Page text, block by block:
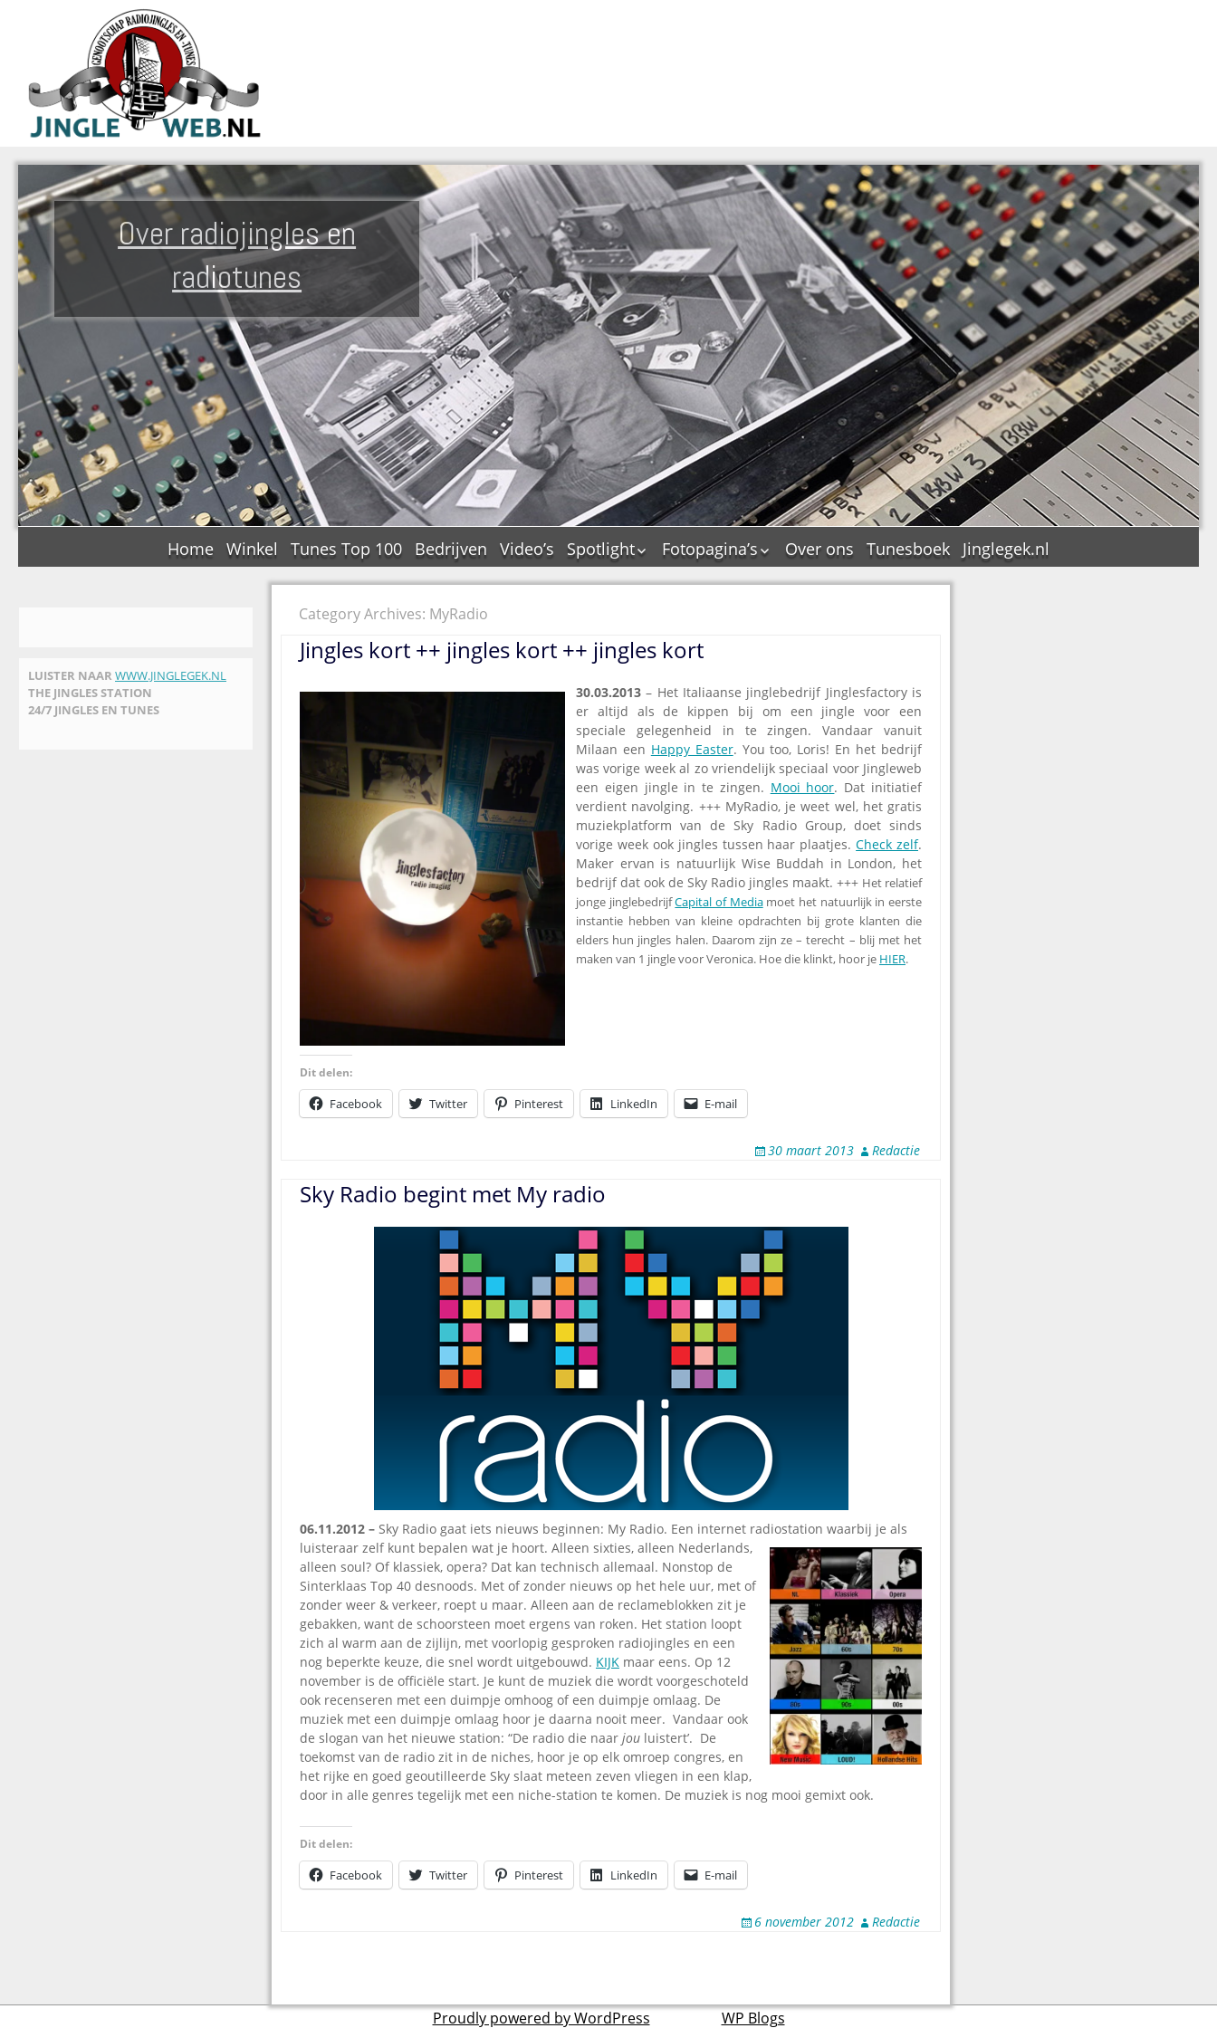
Over radiojingles en
radiotunes
Home Winkel Tunes Top 100 Bedrijven Video’s
Spotlight
De Tourflitsjingle –
tags
Dallas jingle city
De Tourtune
Ferry Maat 65
Ferry Maat interview
Jingle Awards
Jingle NIEUW
Omroepbanden
Stoomfluit Klaas
Vaak
Uitvinding
jinglecassette
Fotopagina’s
JAM in pictures
Pepper & Tanner in
Top Format in
pictures
Dik Voormekaar in
foto’s
Over ons Tunesboek Jinglegek.nl
LUISTER NAAR WWW.JINGLEGEK.NL
THE JINGLES STATION
24/7 JINGLES EN TUNES
Category Archives: MyRadio
Jingles kort ++ jingles kort ++ jingles kort
30.03.2013 – Het Italiaanse jinglebedrijf Jinglesfactory is
er altijd als de kippen bij om een jingle voor een
speciale gelegenheid in te zingen. Vandaar vanuit
Milaan een Happy Easter. You too, Loris! En het bedrijf
was vorige week al zo vriendelijk speciaal voor Jingleweb
een eigen jingle in te zingen. Mooi hoor. Dat initiatief
verdient navolging. +++ MyRadio, je weet wel, het gratis
muziekplatform van de Sky Radio Group, doet sinds
vorige week ook jingles tussen haar plaatjes.Check zelf.
Maker ervan is natuurlijk Wise Buddah in London, het
bedrijf dat ook de Sky Radio jingles maakt. +++ Het relatief
jonge jinglebedrijfCapital of Mediamoet het natuurlijk in eerste
instantie hebben van kleine opdrachten bij grote klanten die
elders hun jingles halen. Daarom zijn ze – terecht – blij met het
maken van 1 jingle voor Veronica. Hoe die klinkt, hoor je HIER.
Dit delen:
Facebook Twitter Pinterest LinkedIn E-mail
30 maart 2013 Redactie
Sky Radio begint met My radio
06.11.2012 – Sky Radio gaat iets nieuws beginnen: My Radio. Een internet radiostation waarbij je als
luisteraar zelf kunt bepalen wat je hoort. Alleen sixties, alleen Nederlands,
alleen soul? Of klassiek, opera? Dat kan technisch allemaal. Nonstop de
Sinterklaas Top 40 desnoods. Met of zonder nieuws op het hele uur, met of
zonder weer & verkeer, roept u maar. Alleen aan de reclameblokken zit je
gebakken, want de schoorsteen moet ergens van roken. Het station loopt
zich al warm aan de zijlijn, met voorlopig gesproken radiojingles en een
nog beperkte keuze, die snel wordt uitgebouwd. KIJK maar eens. Op 12
november is de officiële start. Je kunt de muziek die wordt voorgeschoteld
ook recenseren met een duimpje omhoog of een duimpje omlaag. De
muziek met een duimpje omlaag hoor je daarna nooit meer. Vandaar ook
de slogan van het nieuwe station: “De radio die naar jou luistert’. De
toekomst van de radio zit in de niches, hoor je op elk omroep congres, en
het rijke en goed geoutilleerde Sky slaat meteen zeven vliegen in een klap,
door in alle genres tegelijk met een niche-station te komen. De muziek is nog mooi gemixt ook.
Dit delen:
Facebook Twitter Pinterest LinkedIn E-mail
6 november 2012 Redactie
Proudly powered by WordPress WP Blogs